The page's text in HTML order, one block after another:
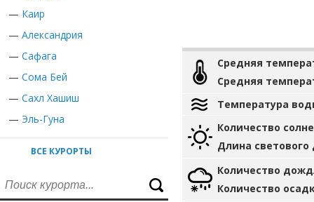
— Каир
— Александрия
— Сафага
— Сома Бей
— Сахл Хашиш
— Эль-Гуна
ВСЕ КУРОРТЫ
Средняя
Средняя
Температура
Количество
Длина светового
Количество
Количество